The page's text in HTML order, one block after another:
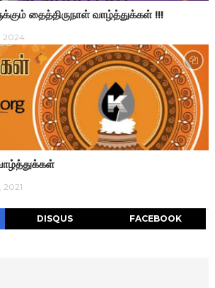
தைத்திருநாள் வாழ்த்துக்கள் !!!
2024
2021
DISQUS FACEBOOK